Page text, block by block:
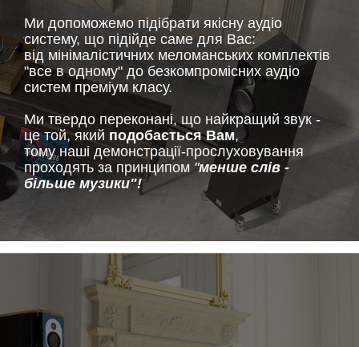
Ми допоможемо підібрати якісну аудіо
систему, що підійде саме для Вас:
від мінімалістичних меломанських комплектів
"все в одному" до безкомпромісних аудіо
систем преміум класу.
Ми твердо переконані, що найкращий звук -
це той, який подобається Вам,
тому наші демонстрації-прослуховування
проходять за принципом "менше слів -
більше музики"!